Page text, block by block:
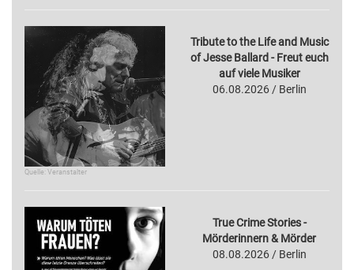
Quelle: Veranstalter
Tribute to the Life and Music
of Jesse Ballard - Freut euch
auf viele Musiker
06.08.2026 / Berlin
True Crime Stories -
Mörderinnern & Mörder
08.08.2026 / Berlin